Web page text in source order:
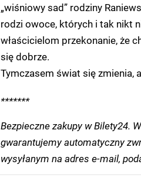
„wiśniowy sad” rodziny
rodzi owoce, których i tak nikt
właścicielom przekonanie, że
się dobrze.
Tymczasem świat się zmienia,
*******
Bezpieczne zakupy w Bilety24.
gwarantujemy automatyczny
wysyłanym na adres e-mail,